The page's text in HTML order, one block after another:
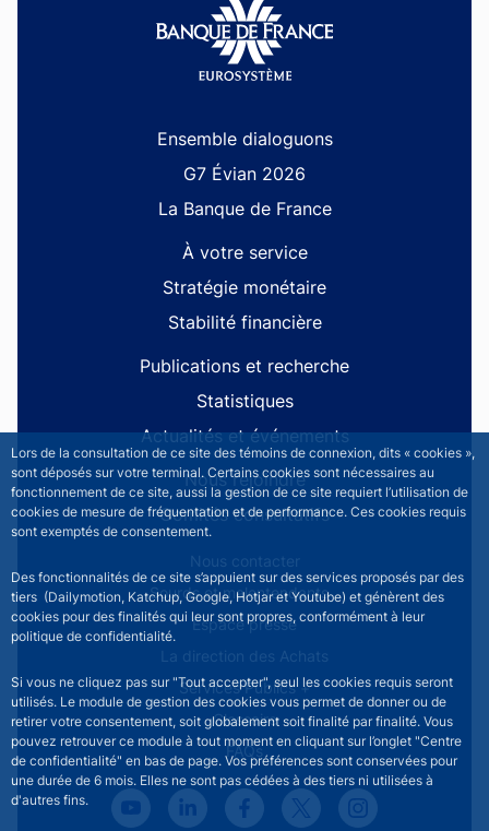
Lors de la consultation de ce site des témoins de connexion, dits « cookies »,
sont déposés sur votre terminal. Certains cookies sont nécessaires au
fonctionnement de ce site, aussi la gestion de ce site requiert l’utilisation de
cookies de mesure de fréquentation et de performance. Ces cookies requis
sont exemptés de consentement.
Des fonctionnalités de ce site s’appuient sur des services proposés par des
tiers (Dailymotion, Katchup, Google, Hotjar et Youtube) et génèrent des
cookies pour des finalités qui leur sont propres, conformément à leur
politique de confidentialité.
Si vous ne cliquez pas sur "Tout accepter", seul les cookies requis seront
utilisés. Le module de gestion des cookies vous permet de donner ou de
retirer votre consentement, soit globalement soit finalité par finalité. Vous
pouvez retrouver ce module à tout moment en cliquant sur l’onglet "Centre
de confidentialité" en bas de page. Vos préférences sont conservées pour
une durée de 6 mois. Elles ne sont pas cédées à des tiers ni utilisées à
d'autres fins.
Site navigationEnsemble dialoguons
G7 Évian 2026
La Banque de France
À votre service
Stratégie monétaire
Stabilité financière
Publications et recherche
Statistiques
Actualités et événements
Nous rejoindre
Comités consultatifs
Footer secondary menuNous contacter
Sourds et malentendants
Espace presse
La direction des Achats
Services Publics +
Glossaire
FAQs